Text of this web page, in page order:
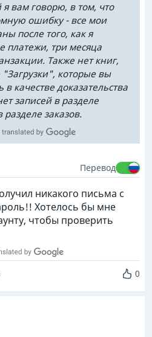
вам говорю, в том, что
ошибку - все мои
после того, как я
платежи, три месяца
Также нет книг,
"Загрузки", которые вы
качестве доказательства
записей в разделе
разделе заказов.
Перевод
никакого письма с
Хотелось бы мне
чтобы проверить
0